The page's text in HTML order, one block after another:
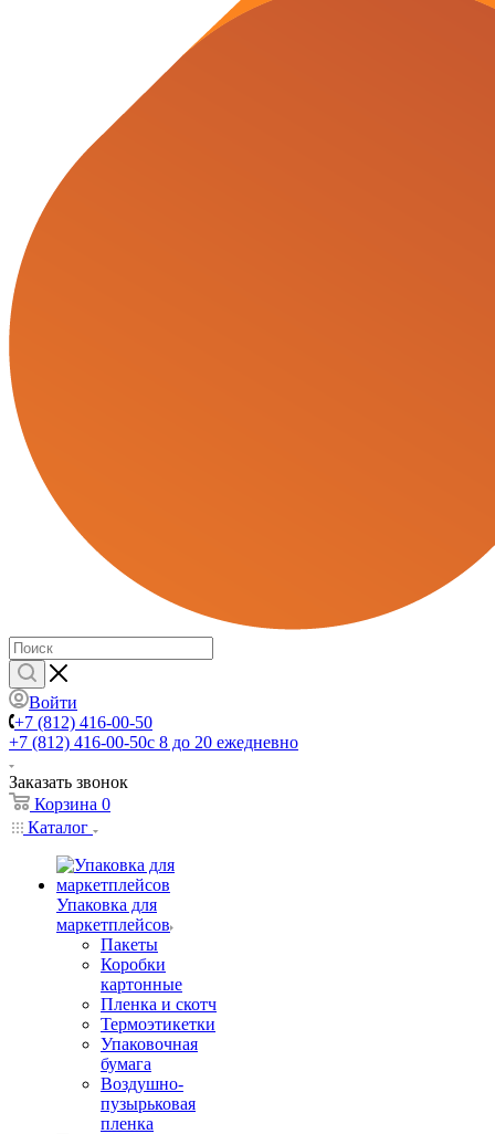
Войти
+7 (812) 416-00-50
+7 (812) 416-00-50с 8 до 20 ежедневно
Заказать звонок
Корзина 0
Каталог
Упаковка для
маркетплейсов
Пакеты
Коробки
картонные
Пленка и скотч
Термоэтикетки
Упаковочная
бумага
Воздушно-
пузырьковая
пленка